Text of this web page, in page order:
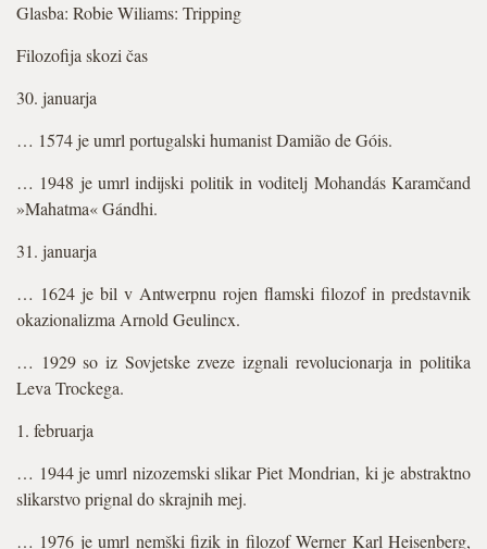
Glasba: Robie Wiliams: Tripping
Filozofija skozi čas
30. januarja
… 1574 je umrl portugalski humanist Damião de Góis.
… 1948 je umrl indijski politik in voditelj Mohandás Karamčand
»Mahatma« Gándhi.
31. januarja
… 1624 je bil v Antwerpnu rojen flamski filozof in predstavnik
okazionalizma Arnold Geulincx.
… 1929 so iz Sovjetske zveze izgnali revolucionarja in politika
Leva Trockega.
1. februarja
… 1944 je umrl nizozemski slikar Piet Mondrian, ki je abstraktno
slikarstvo prignal do skrajnih mej.
… 1976 je umrl nemški fizik in filozof Werner Karl Heisenberg,